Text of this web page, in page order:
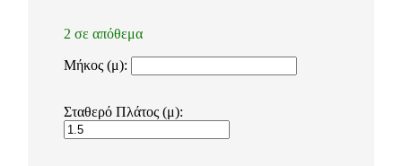
2 σε απόθεμα
Μήκος (μ):
Σταθερό Πλάτος (μ):